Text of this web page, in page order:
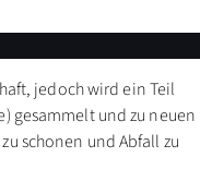
jedoch wird ein Teil
gesammelt und zu neuen
schonen und Abfall zu